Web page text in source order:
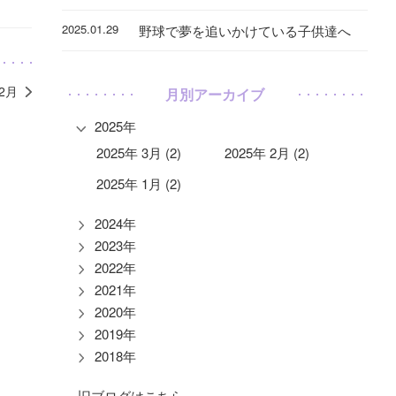
月
2025.01.29 野球で夢を追いかけている子供達へ
月別アーカイブ
2025年
2025年 3月 (2)
2025年 2月 (2)
2025年 1月 (2)
2024年
2023年
2022年
2021年
2020年
2019年
2018年